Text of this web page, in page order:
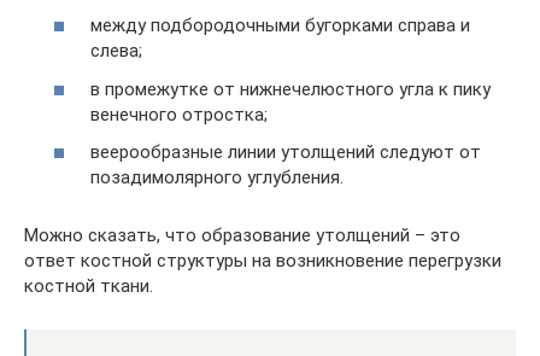
между подбородочными бугорками справа и
слева;
в промежутке от нижнечелюстного угла к пику
венечного отростка;
веерообразные линии утолщений следуют от
позадимолярного углубления.
Можно сказать, что образование утолщений – это
ответ костной структуры на возникновение перегрузки
костной ткани.